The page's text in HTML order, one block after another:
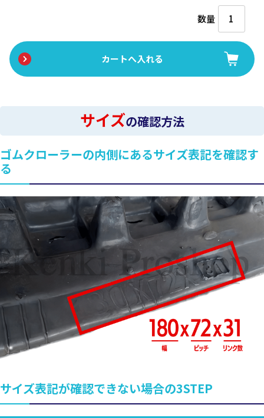
数量
サイズの確認方法
ゴムクローラーの内側にあるサイズ表記を確認す
る
サイズ表記が確認できない場合の3STEP